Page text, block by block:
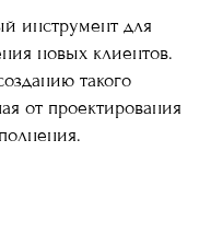
инструмент для
новых клиентов.
такого
от проектирования